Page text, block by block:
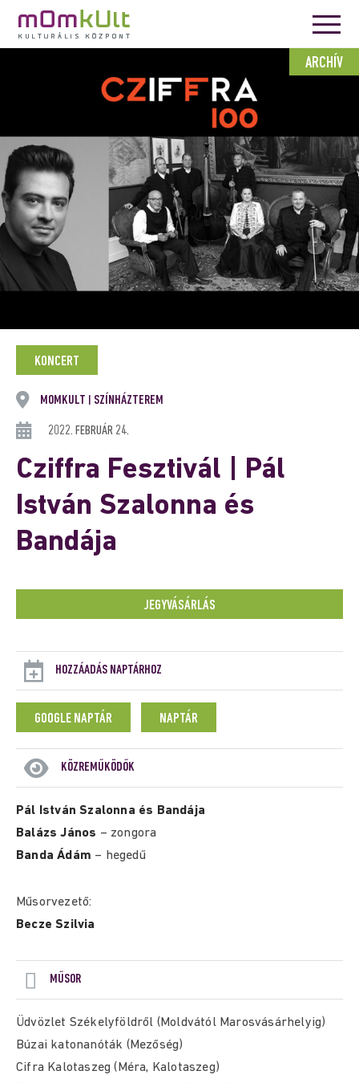
ARCHÍV
KONCERT
MOMKULT SZÍNHÁZTEREM
2022. FEBRUÁR 24.
Cziffra Fesztivál | Pál
István Szalonna és
Bandája
JEGYVÁSÁRLÁS
HOZZÁADÁS NAPTÁRHOZ
GOOGLE NAPTÁR NAPTÁR
KÖZREMŰKÖDŐK
Pál István Szalonna és Bandája
Balázs János – zongora
Banda Ádám – hegedű
Műsorvezető:
Becze Szilvia
MŰSOR
Üdvözlet Székelyföldről (Moldvától Marosvásárhelyig)
Búzai katonanóták (Mezőség)
Cifra Kalotaszeg (Méra, Kalotaszeg)